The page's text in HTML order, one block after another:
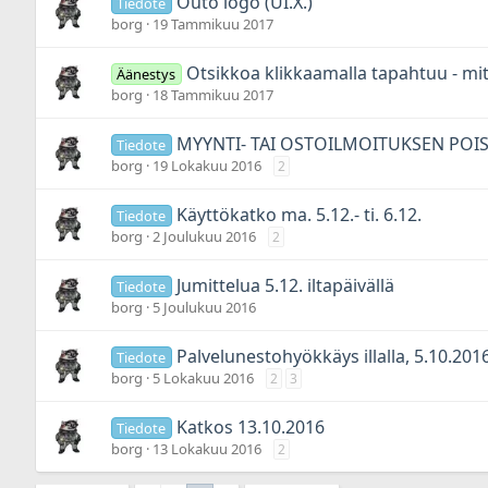
borg 19 Tammikuu 2017
Äänestys Otsikkoa klikkaamalla tapahtuu -
borg 18 Tammikuu 2017
Tiedote MYYNTI- TAI OSTOILMOITUKSEN
borg 19 Lokakuu 2016 2
Tiedote Käyttökatko ma. 5.12.- ti. 6.12.
borg 2 Joulukuu 2016 2
Tiedote Jumittelua 5.12. iltapäivällä
borg 5 Joulukuu 2016
Tiedote Palvelunestohyökkäys illalla,
borg 5 Lokakuu 2016 2 3
Tiedote Katkos 13.10.2016
borg 13 Lokakuu 2016 2